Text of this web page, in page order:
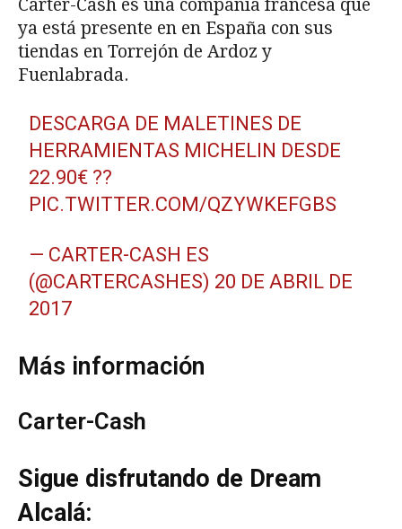
Carter-Cash es una compañía francesa que
ya está presente en en España con sus
tiendas en Torrejón de Ardoz y
Fuenlabrada.
DESCARGA DE MALETINES DE
HERRAMIENTAS MICHELIN DESDE
22.90€ ??
PIC.TWITTER.COM/QZYWKEFGBS
— CARTER-CASH ES
(@CARTERCASHES) 20 DE ABRIL DE
2017
Más información
Carter-Cash
Sigue disfrutando de Dream
Alcalá: